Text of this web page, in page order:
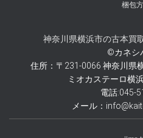
梱包
神奈川県横浜市の古本買
©カネシ
住所：〒231-0066 神奈川県
ミオカステーロ横
電話:045-
メール：